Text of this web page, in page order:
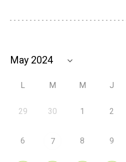
L M M J
29 30 1 2
6 7 8 9